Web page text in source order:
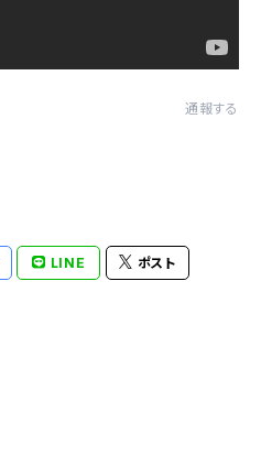
通報する
LINE ポスト